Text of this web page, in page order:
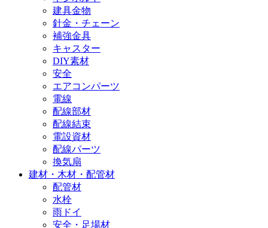
建具金物
針金・チェーン
補強金具
キャスター
DIY素材
安全
エアコンパーツ
電線
配線部材
配線結束
電設資材
配線パーツ
換気扇
建材・木材・配管材
配管材
水栓
雨ドイ
安全・足場材